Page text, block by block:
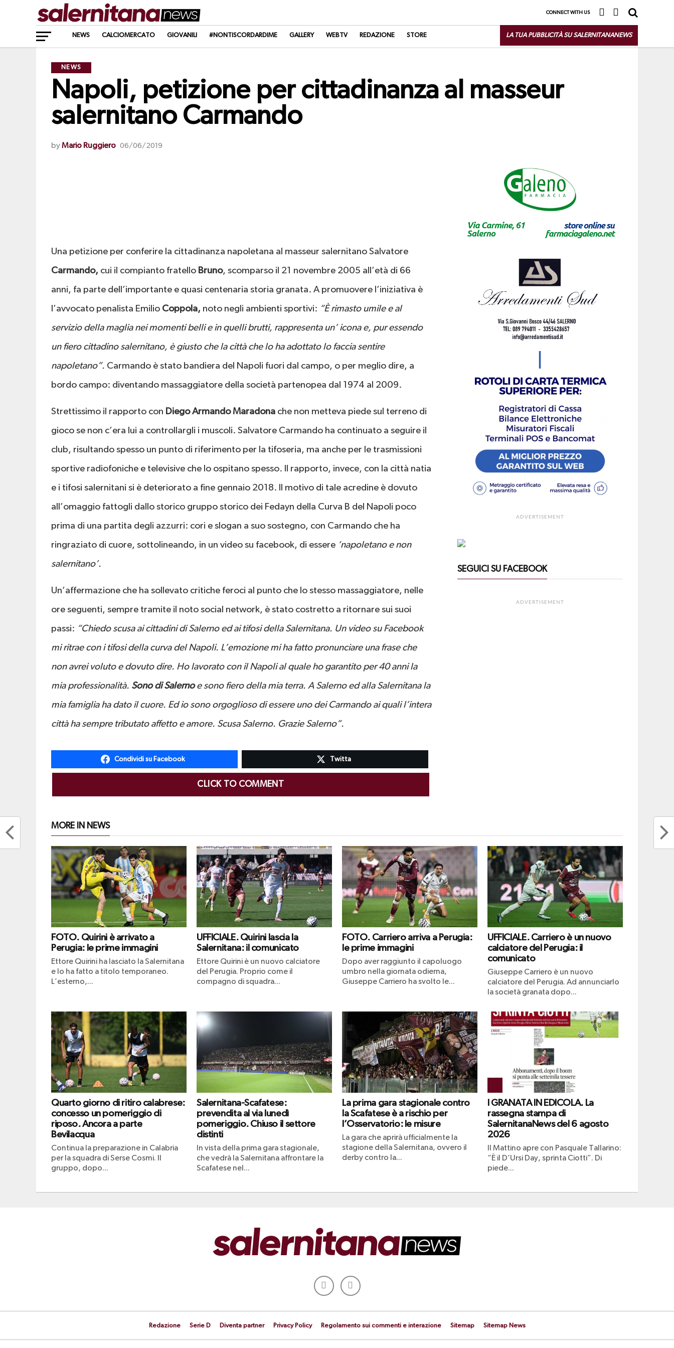
CONNECT WITH US
NEWS CALCIOMERCATO GIOVANILI #NONTISCORDARDIME GALLERY WEBTV REDAZIONE STORE LA TUA PUBBLICITÀ SU SALERNITANANEWS
NEWS
Napoli, petizione per cittadinanza al masseur
salernitano Carmando
byMario Ruggiero 06/06/2019
Una petizione per conferire la cittadinanza napoletana al masseur salernitano Salvatore
Carmando, cui il compianto fratello Bruno, scomparso il 21 novembre 2005 all’età di 66
anni, fa parte dell’importante e quasi centenaria storia granata. A promuovere l’iniziativa è
l’avvocato penalista Emilio Coppola, noto negli ambienti sportivi: “È rimasto umile e al
servizio della maglia nei momenti belli e in quelli brutti, rappresenta un’ icona e, pur essendo
un fiero cittadino salernitano, è giusto che la città che lo ha adottato lo faccia sentire
napoletano”. Carmando è stato bandiera del Napoli fuori dal campo, o per meglio dire, a
bordo campo: diventando massaggiatore della società partenopea dal 1974 al 2009.
Strettissimo il rapporto con Diego Armando Maradona che non metteva piede sul terreno di
gioco se non c’era lui a controllargli i muscoli. Salvatore Carmando ha continuato a seguire il
club, risultando spesso un punto di riferimento per la tifoseria, ma anche per le trasmissioni
sportive radiofoniche e televisive che lo ospitano spesso. Il rapporto, invece, con la città natia
e i tifosi salernitani si è deteriorato a fine gennaio 2018. Il motivo di tale acredine è dovuto
all’omaggio fattogli dallo storico gruppo storico dei Fedayn della Curva B del Napoli poco
prima di una partita degli azzurri: cori e slogan a suo sostegno, con Carmando che ha
ringraziato di cuore, sottolineando, in un video su facebook, di essere ‘napoletano e non
salernitano’.
Un’affermazione che ha sollevato critiche feroci al punto che lo stesso massaggiatore, nelle
ore seguenti, sempre tramite il noto social network, è stato costretto a ritornare sui suoi
passi: “Chiedo scusa ai cittadini di Salerno ed ai tifosi della Salernitana. Un video su Facebook
mi ritrae con i tifosi della curva del Napoli. L’emozione mi ha fatto pronunciare una frase che
non avrei voluto e dovuto dire. Ho lavorato con il Napoli al quale ho garantito per 40 anni la
mia professionalità. Sono di Salernoe sono fiero della mia terra. A Salerno ed alla Salernitana la
mia famiglia ha dato il cuore. Ed io sono orgoglioso di essere uno dei Carmando ai quali l’intera
città ha sempre tributato affetto e amore. Scusa Salerno. Grazie Salerno”.
Condividi su Facebook Twitta
CLICK TO COMMENT
ADVERTISEMENT
SEGUICI SU FACEBOOK
ADVERTISEMENT
MORE IN NEWS
FOTO. Quirini è arrivato a
Perugia: le prime immagini
Ettore Quirini ha lasciato la Salernitana
e lo ha fatto a titolo temporaneo.
L’esterno,...
UFFICIALE. Quirini lascia la
Salernitana: il comunicato
Ettore Quirini è un nuovo calciatore
del Perugia. Proprio come il
compagno di squadra...
FOTO. Carriero arriva a Perugia:
le prime immagini
Dopo aver raggiunto il capoluogo
umbro nella giornata odierna,
Giuseppe Carriero ha svolto le...
UFFICIALE. Carriero è un nuovo
calciatore del Perugia: il
comunicato
Giuseppe Carriero è un nuovo
calciatore del Perugia. Ad annunciarlo
la società granata dopo...
Quarto giorno di ritiro calabrese:
concesso un pomeriggio di
riposo. Ancora a parte
Bevilacqua
Continua la preparazione in Calabria
per la squadra di Serse Cosmi. Il
gruppo, dopo...
Salernitana-Scafatese:
prevendita al via lunedì
pomeriggio. Chiuso il settore
distinti
In vista della prima gara stagionale,
che vedrà la Salernitana affrontare la
Scafatese nel...
La prima gara stagionale contro
la Scafatese è a rischio per
l’Osservatorio: le misure
La gara che aprirà ufficialmente la
stagione della Salernitana, ovvero il
derby contro la...
I GRANATA IN EDICOLA. La
rassegna stampa di
SalernitanaNews del 6 agosto
2026
Il Mattino apre con Pasquale Tallarino:
“È il D’Ursi Day, sprinta Ciotti”. Di
piede...
Redazione Serie D Diventa partner Privacy Policy Regolamento sui commenti e interazione Sitemap Sitemap News